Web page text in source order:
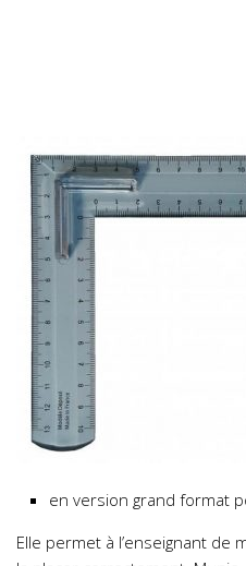
en version grand format
Elle permet à l’enseignant de